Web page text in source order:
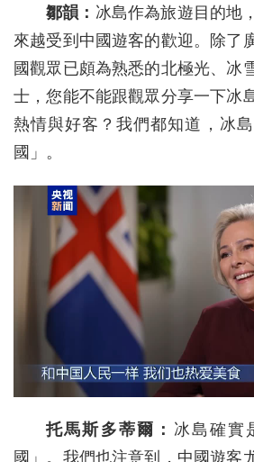
鄒韻： 冰島作為旅遊目的地
來越受到中國遊客的歡迎。除了
國觀眾已頗為熟悉的北極光、冰
士，您能不能跟觀眾分享一下冰
熱情與好客？我們都知道，冰
國」。
托馬斯多蒂爾： 冰島確實
國」。我們也注意到，中國遊客